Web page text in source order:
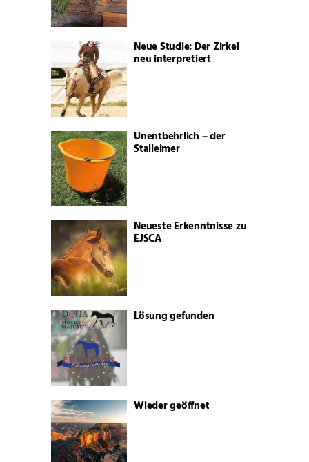
Neue Studie: Der Zirkel
neu interpretiert
Unentbehrlich – der
Stalleimer
Neueste Erkenntnisse zu
EJSCA
Lösung gefunden
Wieder geöffnet